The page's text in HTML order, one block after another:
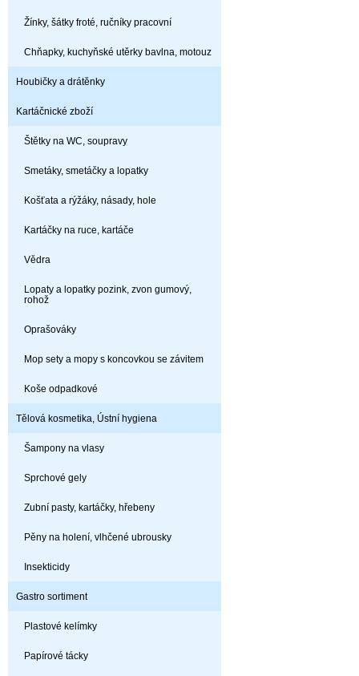
Žínky, šátky froté, ručníky pracovní
Chňapky, kuchyňské utěrky bavlna, motouz
Houbičky a drátěnky
Kartáčnické zboží
Štětky na WC, soupravy
Smetáky, smetáčky a lopatky
Košťata a rýžáky, násady, hole
Kartáčky na ruce, kartáče
Vědra
Lopaty a lopatky pozink, zvon gumový,
rohož
Oprašováky
Mop sety a mopy s koncovkou se závitem
Koše odpadkové
Tělová kosmetika, Ústní hygiena
Šampony na vlasy
Sprchové gely
Zubní pasty, kartáčky, hřebeny
Pěny na holení, vlhčené ubrousky
Insekticidy
Gastro sortiment
Plastové kelímky
Papírové tácky